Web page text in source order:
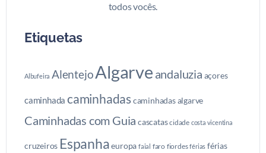
todos vocês.
Etiquetas
Albufeira AlentejoAlgarve andaluzia açores
caminhada caminhadascaminhadas algarve
Caminhadas com Guia cascatascidade costa vicentina
cruzeiros Espanha europa faial faro fiordes férias férias